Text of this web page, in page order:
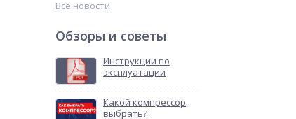
Все новости
Обзоры и советы
Инструкции по
эксплуатации
Какой компрессор
выбрать?